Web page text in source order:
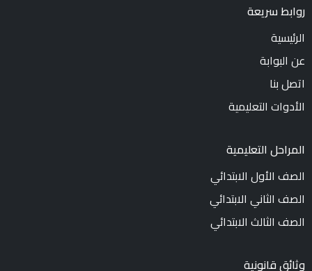
روابط سريعة
الرئيسية
عن البوابة
اتصل بنا
الأدوات التعليمية
المراحل التعليمية
الصف الأول الابتدائي
الصف الثاني الابتدائي
الصف الثالث الابتدائي
وثائق قانونية